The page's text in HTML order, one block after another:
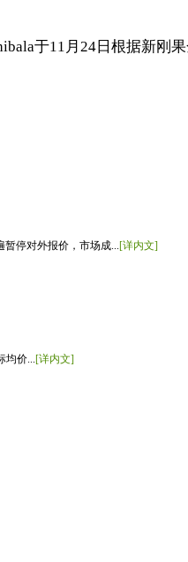
于11月24日根据新刚
停对外报价，市场成...[详内文]
价... [详内文]